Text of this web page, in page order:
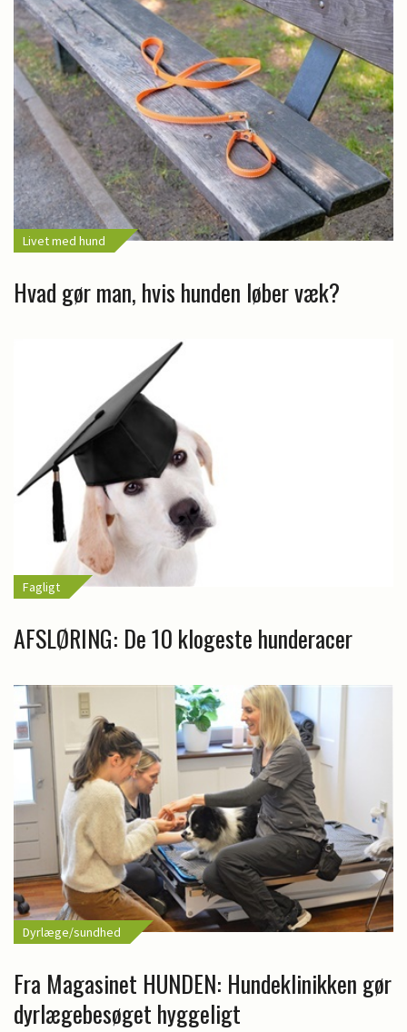
Livet med hund
Hvad gør man, hvis hunden løber væk?
Fagligt
AFSLØRING: De 10 klogeste hunderacer
Dyrlæge/sundhed
Fra Magasinet HUNDEN: Hundeklinikken gør
dyrlægebesøget hyggeligt